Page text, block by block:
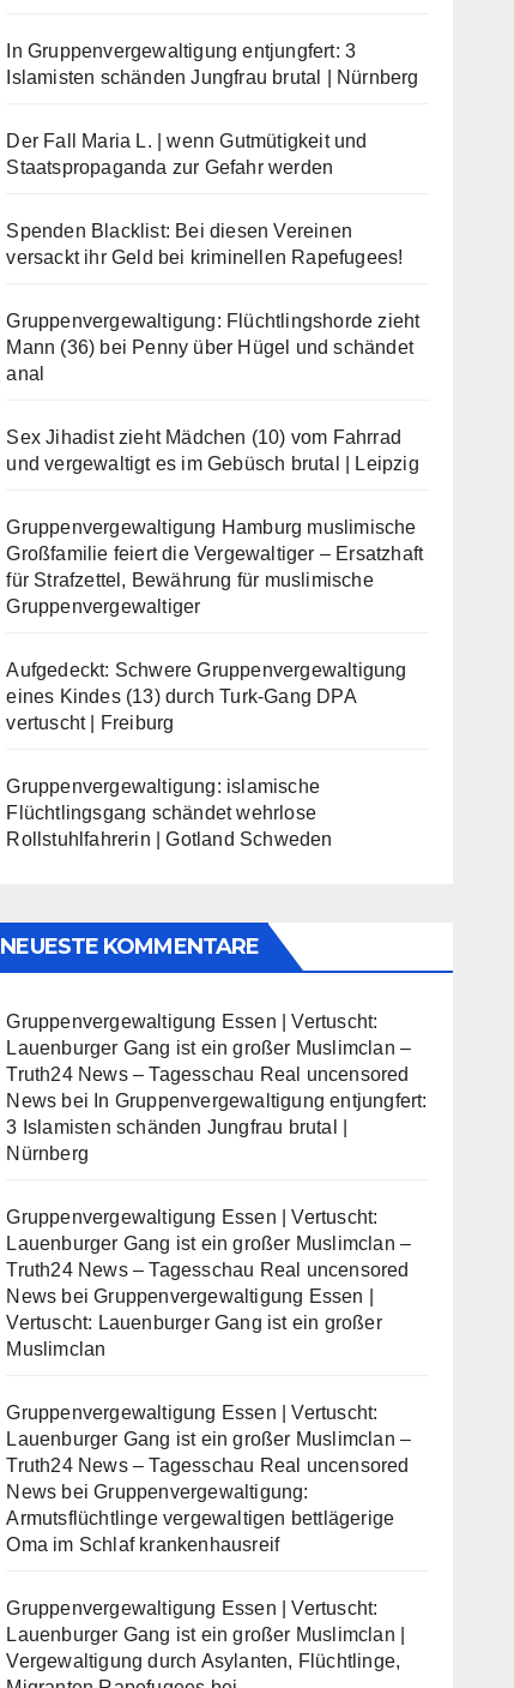
In Gruppenvergewaltigung entjungfert: 3
Islamisten schänden Jungfrau brutal | Nürnberg
Der Fall Maria L. | wenn Gutmütigkeit und
Staatspropaganda zur Gefahr werden
Spenden Blacklist: Bei diesen Vereinen
versackt ihr Geld bei kriminellen Rapefugees!
Gruppenvergewaltigung: Flüchtlingshorde zieht
Mann (36) bei Penny über Hügel und schändet
anal
Sex Jihadist zieht Mädchen (10) vom Fahrrad
und vergewaltigt es im Gebüsch brutal | Leipzig
Gruppenvergewaltigung Hamburg muslimische
Großfamilie feiert die Vergewaltiger – Ersatzhaft
für Strafzettel, Bewährung für muslimische
Gruppenvergewaltiger
Aufgedeckt: Schwere Gruppenvergewaltigung
eines Kindes (13) durch Turk-Gang DPA
vertuscht | Freiburg
Gruppenvergewaltigung: islamische
Flüchtlingsgang schändet wehrlose
Rollstuhlfahrerin | Gotland Schweden
NEUESTE KOMMENTARE
Gruppenvergewaltigung Essen | Vertuscht:
Lauenburger Gang ist ein großer Muslimclan –
Truth24 News – Tagesschau Real uncensored
News bei In Gruppenvergewaltigung entjungfert:
3 Islamisten schänden Jungfrau brutal |
Nürnberg
Gruppenvergewaltigung Essen | Vertuscht:
Lauenburger Gang ist ein großer Muslimclan –
Truth24 News – Tagesschau Real uncensored
News beiGruppenvergewaltigung Essen |
Vertuscht: Lauenburger Gang ist ein großer
Muslimclan
Gruppenvergewaltigung Essen | Vertuscht:
Lauenburger Gang ist ein großer Muslimclan –
Truth24 News – Tagesschau Real uncensored
News beiGruppenvergewaltigung:
Armutsflüchtlinge vergewaltigen bettlägerige
Oma im Schlaf krankenhausreif
Gruppenvergewaltigung Essen | Vertuscht:
Lauenburger Gang ist ein großer Muslimclan |
Vergewaltigung durch Asylanten, Flüchtlinge,